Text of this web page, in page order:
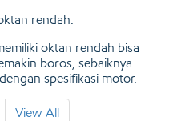
rendah.
oktan rendah bisa
boros, sebaiknya
spesifikasi motor.
View All